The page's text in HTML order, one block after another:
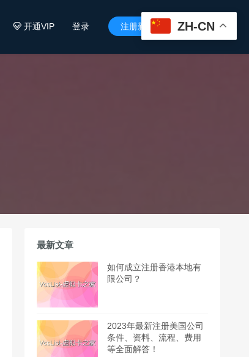
开通VIP 登录 注册新用户 
最新文章
如何成立注册香港本地有
限公司？
2023年最新注册美国公司
条件、资料、流程、费用
等全面解答！
ZH-CN